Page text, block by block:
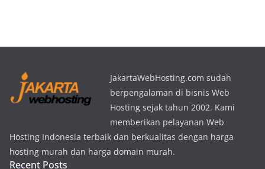
JakartaWebHosting.com sudah
berpengalaman di bisnis Web
Hosting sejak tahun 2002. Kami
memberikan pelayanan Web
Hosting Indonesia terbaik dan berkualitas dengan harga
hosting murah dan harga domain murah.
Recent Posts